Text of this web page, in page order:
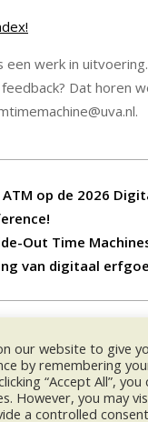
een werk in
Dat horen
ATM op de 2026
Out Time
van digitaal
our website to give
by remembering
“Accept All”,
However, you may
a controlled